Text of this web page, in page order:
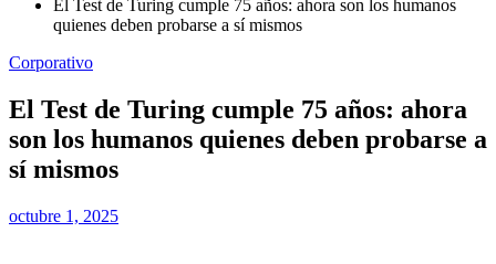
El Test de Turing cumple 75 años: ahora son los humanos
quienes deben probarse a sí mismos
Corporativo
El Test de Turing cumple 75 años: ahora
son los humanos quienes deben probarse a
sí mismos
octubre 1, 2025